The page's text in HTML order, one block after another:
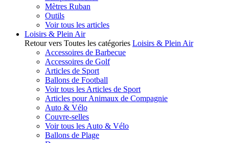
Mètres Ruban
Outils
Voir tous les articles
Loisirs & Plein Air
Retour vers Toutes les catégories Loisirs & Plein Air
Accessoires de Barbecue
Accessoires de Golf
Articles de Sport
Ballons de Football
Voir tous les Articles de Sport
Articles pour Animaux de Compagnie
Auto & Vélo
Couvre-selles
Voir tous les Auto & Vélo
Ballons de Plage